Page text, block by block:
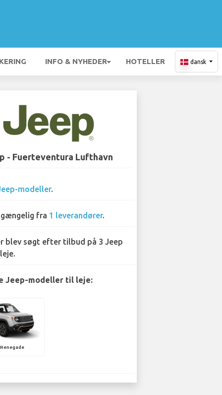
INFO & NYHEDER HOTELLER dansk
- Fuerteventura Lufthavn
modeller.
fra 1 leverandører.
blev søgt efter tilbud på 3 Jeep
Jeep-modeller til leje: